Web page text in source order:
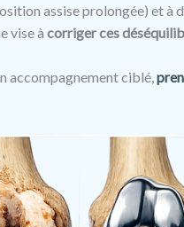
assise prolongée) et à
vise à corriger ces
accompagnement ciblé,